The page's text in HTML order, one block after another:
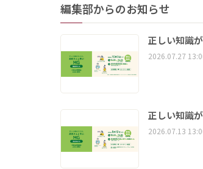
編集部からのお知らせ
正しい知識
2026.07.27
正しい知識
2026.07.13